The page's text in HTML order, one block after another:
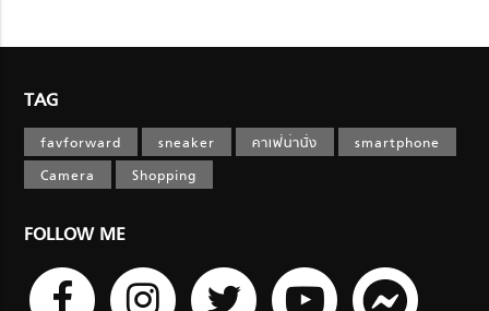
TAG
favforward sneaker คาเฟ่น่านั่ง
smartphone
Camera
Shopping
FOLLOW ME